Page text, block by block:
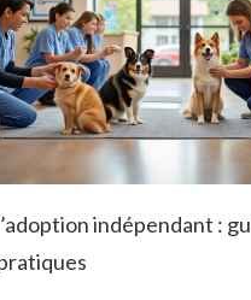
indépendant :